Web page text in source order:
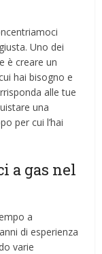
Uno dei
è creare un
hai bisogno e
alle tue
una
per cui l’hai
a gas nel
a
di esperienza
varie